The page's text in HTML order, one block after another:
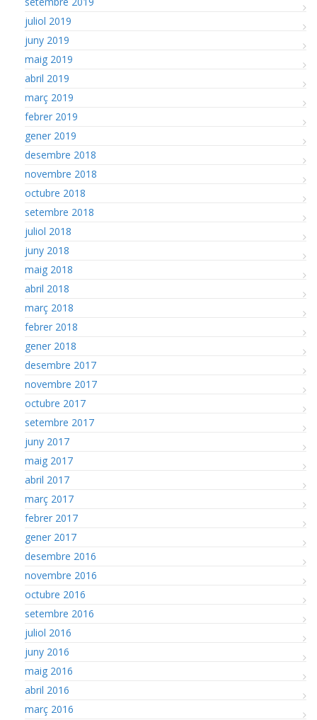
juliol 2019
juny 2019
maig 2019
abril 2019
març 2019
febrer 2019
gener 2019
desembre 2018
novembre 2018
octubre 2018
setembre 2018
juliol 2018
juny 2018
maig 2018
abril 2018
març 2018
febrer 2018
gener 2018
desembre 2017
novembre 2017
octubre 2017
setembre 2017
juny 2017
maig 2017
abril 2017
març 2017
febrer 2017
gener 2017
desembre 2016
novembre 2016
octubre 2016
setembre 2016
juliol 2016
juny 2016
maig 2016
abril 2016
març 2016